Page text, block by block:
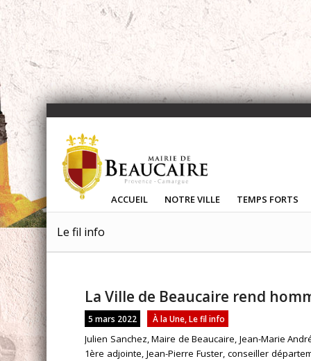
ACCUEIL NOTRE VILLE TEMPS FORTS
Le fil info
La Ville de Beaucaire rend
5 mars 2022 À la Une ,Le fil info
Julien Sanchez, Maire de Beaucaire, Jean-Marie
1ère adjointe, Jean-Pierre Fuster, conseiller